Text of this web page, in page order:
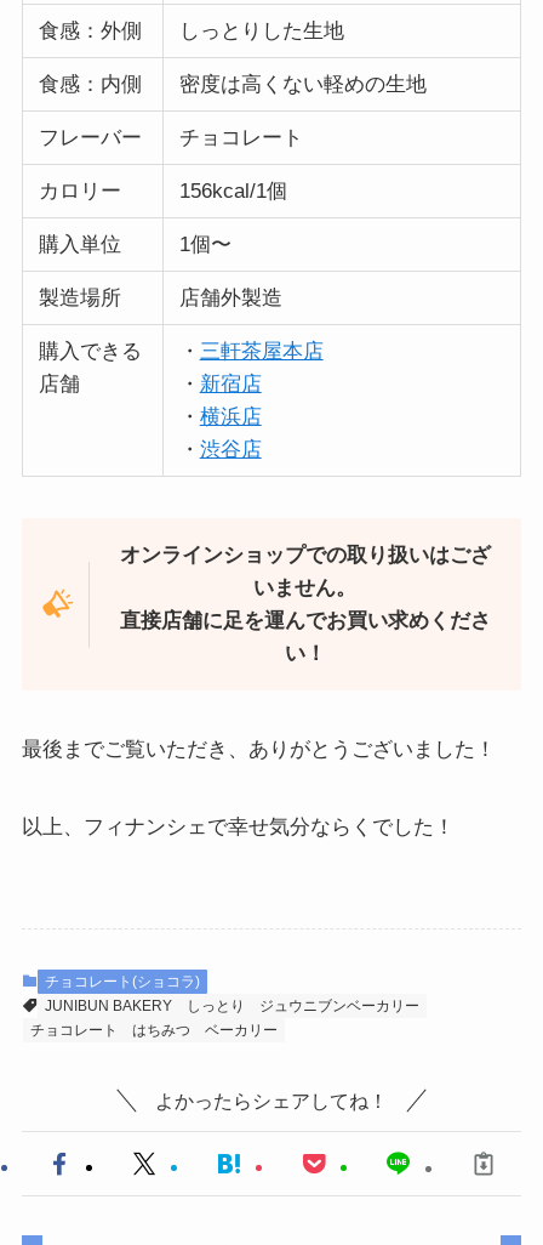
食感：外側 しっとりした生地
食感：内側 密度は高くない軽めの生地
フレーバー チョコレート
カロリー 156kcal/1個
購入単位 1個〜
製造場所 店舗外製造
購入できる
店舗
・ 三軒茶屋本店
・ 新宿店
・ 横浜店
・ 渋谷店
オンラインショップでの取り扱いはござ
いません。
直接店舗に足を運んでお買い求めくださ
い！
最後までご覧いただき、ありがとうございました！
以上、フィナンシェで幸せ気分ならくでした！
チョコレート(ショコラ)
JUNIBUN BAKERY
しっとり
ジュウニブンベーカリー
チョコレート
はちみつ ベーカリー
よかったらシェアしてね！